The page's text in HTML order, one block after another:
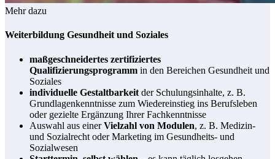
Mehr dazu
Weiterbildung Gesundheit und Soziales
maßgeschneidertes zertifiziertes
Qualifizierungsprogramm in den Bereichen Gesundheit und
Soziales
individuelle Gestaltbarkeit der Schulungsinhalte, z. B.
Grundlagenkenntnisse zum Wiedereinstieg ins Berufsleben
oder gezielte Ergänzung Ihrer Fachkenntnisse
Auswahl aus einerVielzahl von Modulen, z. B. Medizin-
und Sozialrecht oder Marketing im Gesundheits- und
Sozialwesen